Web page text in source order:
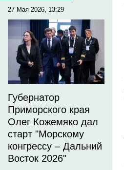
27 Мая 2026, 13:29
Губернатор
Приморского края
Олег Кожемяко дал
старт "Морскому
конгрессу – Дальний
Восток 2026"